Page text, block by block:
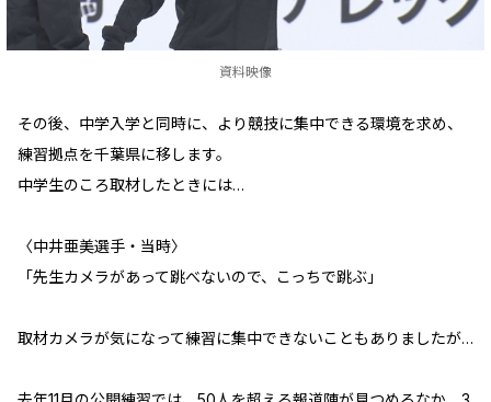
資料映像
その後、中学入学と同時に、より競技に集中できる環境を求め、
練習拠点を千葉県に移します。
中学生のころ取材したときには…
〈中井亜美選手・当時〉
「先生カメラがあって跳べないので、こっちで跳ぶ」
取材カメラが気になって練習に集中できないこともありましたが…